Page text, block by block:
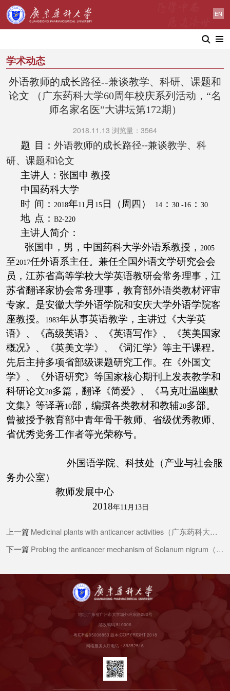
EN
学术动态
外语教师的成长路径--兼谈教学、科研、课题和
论文 （广东药科大学60周年校庆系列活动，“名
师名家名医”大讲坛第172期）
2018.11.13 浏览量：3564
题 目：外语教师的成长路径--兼谈教学、科
研、课题和论文
主讲人：张国申 教授
中国药科大学
时 间： 2018年11 月 15 日（周四） 14 ：30 -16 ：30
地 点：B2-220
主讲人简介：
张国申，男，中国药科大学外语系教授， 2005
至2017任外语系主任。兼任全国外语文学研究会会
员，江苏省高等学校大学英语教研会常务理事，江
苏省翻译家协会常务理事，教育部外语类教材评审
专家。是安徽大学外语学院和安庆大学外语学院客
座教授。
1983年从事英语教学，主讲过《大学英
语》、《高级英语》、《英语写作》、《英美国家
概况》、《英美文学》、《词汇学》等主干课程。
先后主持多项省部级课题研究工作。在《外国文
学》、《外语研究》等国家核心期刊上发表教学和
科研论文20多篇，翻译《简爱》、《马克吐温幽默
文集》等译著10部，编撰各类教材和教辅20多部。
曾被授予教育部中青年骨干教师、省级优秀教师、
省优秀党务工作者等光荣称号。
外国语学院、科技处（产业与社会服
务办公室）
教师发展中心
2018年11 月13 日
上一篇
Medicinal plants with anticancer activities（广东药科大学60周年校庆系列活动，“名师名家名医”大讲坛第173期）
下一篇
Probing the anticancer mechanism of Solanum nigrum（广东药科大学“名师名家名医”大讲坛第171期）
地址:广东省广州市大学城外环东路280号
邮政编码:510006
粤ICP备05008853 版本:COPYRIGHT 2018
网络服务大厅电话：39352516